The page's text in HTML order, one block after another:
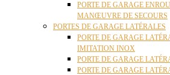
PORTE DE GARAGE
MANŒUVRE DE SECOURS
PORTES DE GARAGE LATÉRALES
PORTE DE GARAGE
IMITATION INOX
PORTE DE GARAGE
PORTE DE GARAGE